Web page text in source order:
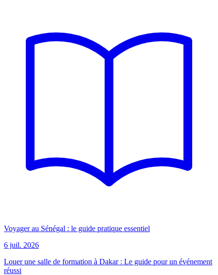
Voyager au Sénégal : le guide pratique essentiel
6 juil. 2026
Louer une salle de formation à Dakar : Le guide pour un événement
réussi